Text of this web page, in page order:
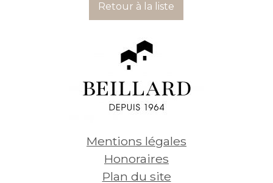
par mois, hors charges
Retour à la liste
Mentions légales
Honoraires
Plan du site